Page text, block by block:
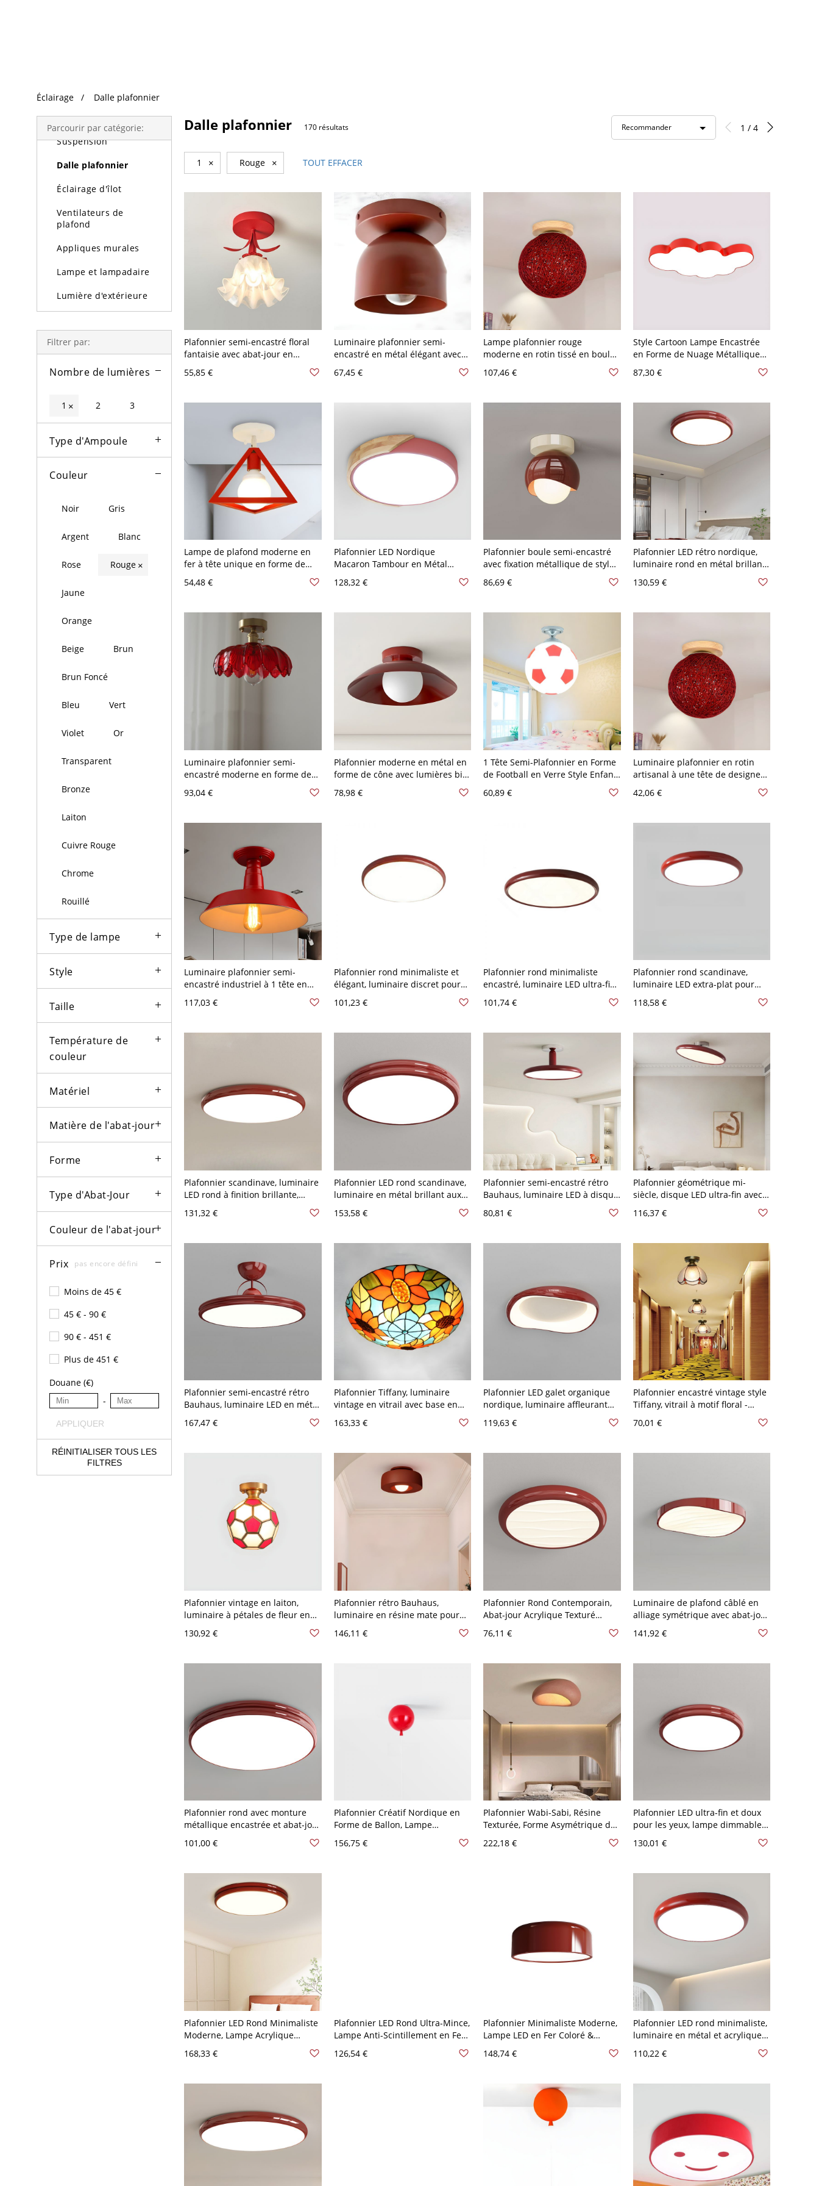
Éclairage Dalle plafonnier
Parcourir par catégorie:
Éclairage
Lustres
Suspension
Dalle plafonnier
Éclairage d'îlot
Ventilateurs de
plafond
Appliques murales
Lampe et lampadaire
Lumière d'extérieure
Filtrer par:
Nombre de lumières
1 × 2 3
Type d'Ampoule
Couleur
Noir Gris
Argent Blanc
Rose Rouge ×
Jaune
Orange
Beige Brun
Brun Foncé
Bleu Vert
Violet Or
Transparent
Bronze
Laiton
Cuivre Rouge
Chrome
Rouillé
Type de lampe
Style
Taille
Température de
couleur
Matériel
Matière de l'abat-jour
Forme
Type d'Abat-Jour
Couleur de l'abat-jour
Prix pas encore défini
Moins de 45 €
45 € - 90 €
90 € - 451 €
Plus de 451 €
Douane (€)
-
APPLIQUER
RÉINITIALISER TOUS LES
FILTRES
Dalle plafonnier 170 résultats Recommander 1 / 4
1 × Rouge × TOUT EFFACER
Plafonnier semi-encastré floral
fantaisie avec abat-jour en
couloir et chambre de bébé -
55,85 €
Luminaire plafonnier semi-
encastré en métal élégant avec
abat-jour en fer vers le bas pour
les maisons modernes - 110 V-
67,45 €
Lampe plafonnier rouge
moderne en rotin tissé en boule
bain, avec une base en bois, 6"
107,46 €
Style Cartoon Lampe Encastrée
en Forme de Nuage Métallique
Plafonnier LED pour Maternelle -
Rouge 110 V-120 V 49,53 cm
87,30 €
Lampe de plafond moderne en
fer à tête unique en forme de
triangle semi-encastrée en rouge
pour chambre
54,48 €
Plafonnier LED Nordique
Macaron Tambour en Métal
Luminaire Encastré en Bois pour
Chambre - Rouge 110 V-120 V
128,32 €
Plafonnier boule semi-encastré
avec fixation métallique de style
86,69 €
Plafonnier LED rétro nordique,
luminaire rond en métal brillant
pour plafonds bas - Rouge 110 V-
120 V 30,48 cm
130,59 €
Luminaire plafonnier semi-
encastré moderne en forme de
dôme pour chambre - Rouge 110
V-120 V
93,04 €
Plafonnier moderne en métal en
forme de cône avec lumières bi-
110 V-120 V
78,98 €
1 Tête Semi-Plafonnier en Forme
de Football en Verre Style Enfant
Chambre - Rouge 110 V-120 V
60,89 €
Luminaire plafonnier en rotin
artisanal à une tête de designer,
rouge, largeur de 6 pouces
42,06 €
Luminaire plafonnier semi-
encastré industriel à 1 tête en
coucher, 10" de large
117,03 €
Plafonnier rond minimaliste et
élégant, luminaire discret pour
chambre et couloir - 110 V-120 V
40,64 cm Rouge-Blanc
101,23 €
Plafonnier rond minimaliste
encastré, luminaire LED ultra-fin
couloir - Rouge 110 V-120 V 40,64
101,74 €
Plafonnier rond scandinave,
luminaire LED extra-plat pour
chambre ou chambre d’enfant -
Rouge 110 V-120 V 30,48 cm
118,58 €
Plafonnier scandinave, luminaire
LED rond à finition brillante,
lampe extra-plate pour chambre
- Rouge 110 V-120 V 30,48 cm
131,32 €
Plafonnier LED rond scandinave,
luminaire en métal brillant aux
couleurs vives - Rouge 110 V-120
V 30,48 cm
153,58 €
Plafonnier semi-encastré rétro
Bauhaus, luminaire LED à disque
métallique brillant pour chambre
- Rouge 110 V-120 V 30,48 cm
80,81 €
Plafonnier géométrique mi-
siècle, disque LED ultra-fin avec
bordure métallique - Rouge 110
V-120 V 40,64 cm
116,37 €
Plafonnier semi-encastré rétro
Bauhaus, luminaire LED en métal
géométrique - 110 V-120 V Rouge
167,47 €
Plafonnier Tiffany, luminaire
vintage en vitrail avec base en
métal pour chambre et entrée -
110 V-120 V Rouge-Bleu 40,64 cm
163,33 €
Plafonnier LED galet organique
nordique, luminaire affleurant
avec 3 réglages de température
de couleur - Rouge 110 V-120 V
119,63 €
Plafonnier encastré vintage style
Tiffany, vitrail à motif floral -
70,01 €
Plafonnier vintage en laiton,
luminaire à pétales de fleur en
artisanale - Rouge 110 V-120 V
130,92 €
Plafonnier rétro Bauhaus,
luminaire en résine mate pour
douce - Rouge Brique 110 V-120
146,11 €
Plafonnier Rond Contemporain,
Abat-jour Acrylique Texturé
Rouge 110 V-120 V 22,86 cm
76,11 €
Luminaire de plafond câblé en
alliage symétrique avec abat-jour
en acrylique adapté pour LED -
Rouge 110 V-120 V 30,48 cm
141,92 €
Plafonnier rond avec monture
métallique encastrée et abat-jour
40,64 cm Gradation à trois
101,00 €
Plafonnier Créatif Nordique en
Forme de Ballon, Lampe
d'Enfant avec Interrupteur à
156,75 €
Plafonnier Wabi-Sabi, Résine
Texturée, Forme Asymétrique de
Galet - Rouge Brique 110 V-120 V
45,72 cm
222,18 €
Plafonnier LED ultra-fin et doux
pour les yeux, lampe dimmable
multi-couleurs à haut IRC pour
chambres et chambres d'enfants
130,01 €
Plafonnier LED Rond Minimaliste
Moderne, Lampe Acrylique
Multicolore Sans Scintillement et
Dimmable pour Chambres &
30,48 cm Gradation à trois
168,33 €
Plafonnier LED Rond Ultra-Mince,
Lampe Anti-Scintillement en Fer
& Acrylique Multi-Couleur pour
Chambres & Couloirs - Rose
126,54 €
Plafonnier Minimaliste Moderne,
Lampe LED en Fer Coloré &
Chambres - Rouge 110 V-120 V
148,74 €
Plafonnier LED rond minimaliste,
luminaire en métal et acrylique à
30,48 cm Blanc
110,22 €